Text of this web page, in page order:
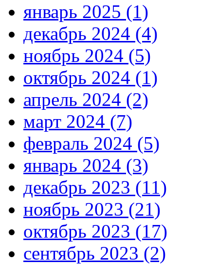
январь 2025 (1)
декабрь 2024 (4)
ноябрь 2024 (5)
октябрь 2024 (1)
апрель 2024 (2)
март 2024 (7)
февраль 2024 (5)
январь 2024 (3)
декабрь 2023 (11)
ноябрь 2023 (21)
октябрь 2023 (17)
сентябрь 2023 (2)